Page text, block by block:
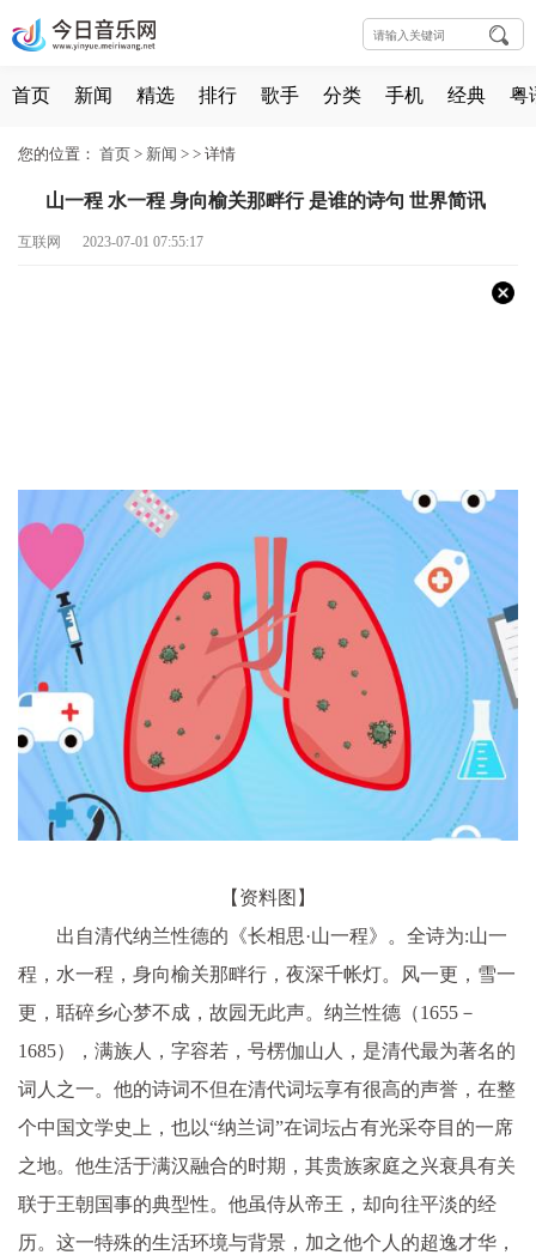
首页 新闻 精选 排行 歌手 分类 手机 经典 粤
您的位置： 首页 > 新闻 > > 详情
山一程 水一程 身向榆关那畔行 是谁的诗句 世界简讯
互联网 2023-07-01 07:55:17
【资料图】
出自清代纳兰性德的《长相思·山一程》。全诗为:山一
程，水一程，身向榆关那畔行，夜深千帐灯。风一更，雪一
更，聒碎乡心梦不成，故园无此声。纳兰性德（1655－
1685），满族人，字容若，号楞伽山人，是清代最为著名的
词人之一。他的诗词不但在清代词坛享有很高的声誉，在整
个中国文学史上，也以“纳兰词”在词坛占有光采夺目的一席
之地。他生活于满汉融合的时期，其贵族家庭之兴衰具有关
联于王朝国事的典型性。他虽侍从帝王，却向往平淡的经
历。这一特殊的生活环境与背景，加之他个人的超逸才华，